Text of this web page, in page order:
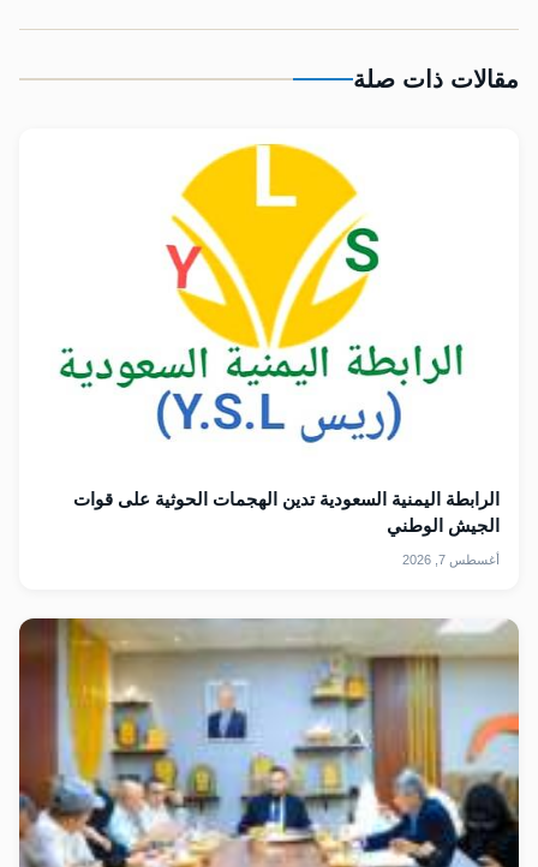
مقالات ذات صلة
الرابطة اليمنية السعودية تدين الهجمات الحوثية على قوات
الجيش الوطني
أغسطس 7, 2026